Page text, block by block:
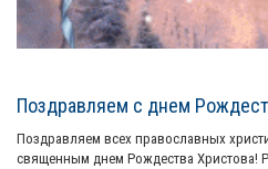
Поздравляем с днем
Поздравляем всех православных
священным днем Рождества Христова!